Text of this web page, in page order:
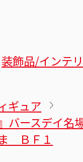
装飾品/インテ
ギュア
バースデイ
ＢＦ１